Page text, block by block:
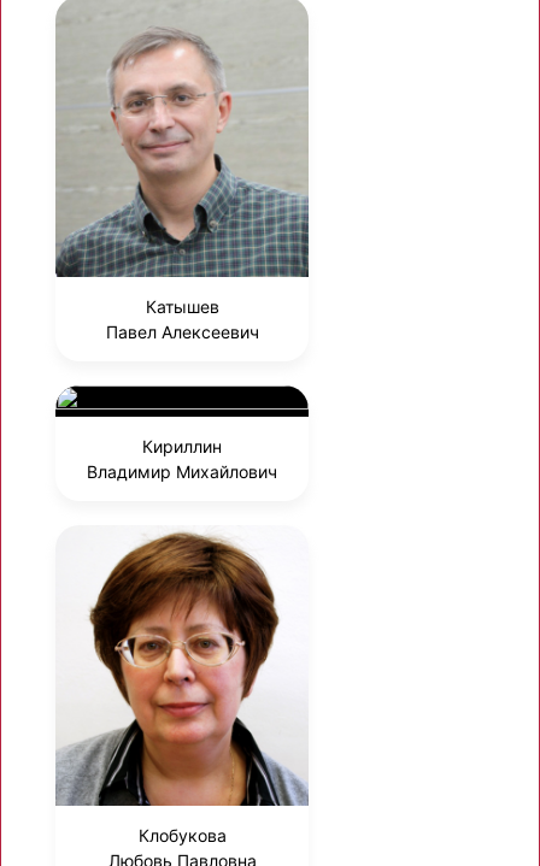
Катышев
Павел Алексеевич
Кириллин
Владимир Михайлович
Клобукова
Любовь Павловна